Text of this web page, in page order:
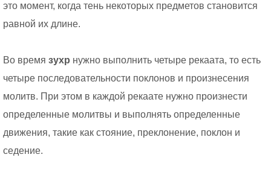
это момент, когда тень некоторых предметов становится
равной их длине.
Во время зухр нужно выполнить четыре рекаата, то есть
четыре последовательности поклонов и произнесения
молитв. При этом в каждой рекаате нужно произнести
определенные молитвы и выполнять определенные
движения, такие как стояние, преклонение, поклон и
седение.